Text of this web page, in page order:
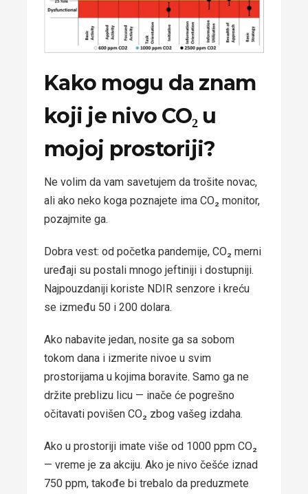
Kako mogu da znam
koji je nivo CO₂ u
mojoj prostoriji?
Ne volim da vam savetujem da trošite novac,
ali ako neko koga poznajete ima CO₂ monitor,
pozajmite ga.
Dobra vest: od početka pandemije, CO₂ merni
uređaji su postali mnogo jeftiniji i dostupniji.
Najpouzdaniji koriste NDIR senzore i kreću
se između 50 i 200 dolara.
Ako nabavite jedan, nosite ga sa sobom
tokom dana i izmerite nivoe u svim
prostorijama u kojima boravite. Samo ga ne
držite preblizu licu — inače će pogrešno
očitavati povišen CO₂ zbog vašeg izdaha.
Ako u prostoriji imate više od 1000 ppm CO₂
— vreme je za akciju. Ako je nivo češće iznad
750 ppm, takođe bi trebalo da preduzmete